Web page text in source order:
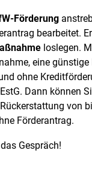
Förderung
bearbeitet.
loslegen.
eine
ohne
Dann können
von
Förderantrag.
Gespräch!